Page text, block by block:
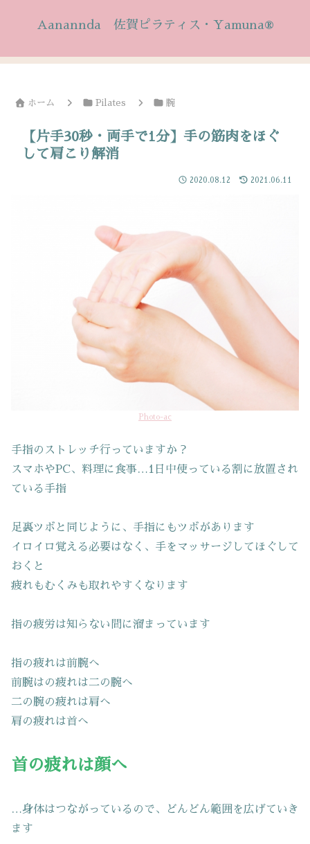
Aanannda 佐賀ピラティス・Yamuna®
ホーム Pilates 腕
【片手30秒・両手で1分】手の筋肉をほぐ
して肩こり解消
2020.08.12 2021.06.11
Photo-ac
手指のストレッチ行っていますか？
スマホやPC、料理に食事…1日中使っている割に放置され
ている手指
足裏ツボと同じように、手指にもツボがあります
イロイロ覚える必要はなく、手をマッサージしてほぐして
おくと
疲れもむくみも取れやすくなります
指の疲労は知らない間に溜まっています
指の疲れは前腕へ
前腕はの疲れは二の腕へ
二の腕の疲れは肩へ
肩の疲れは首へ
首の疲れは顔へ
…身体はつながっているので、どんどん範囲を広げていき
ます